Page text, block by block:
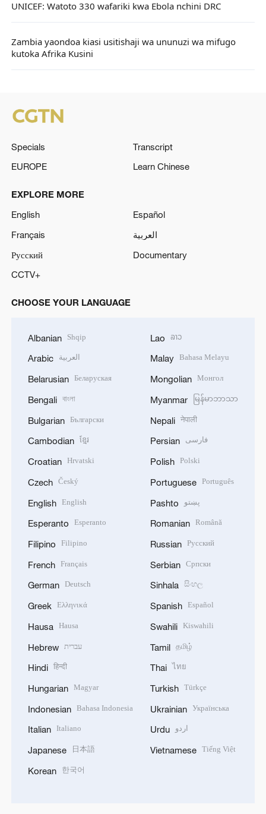
UNICEF: Watoto 330 wafariki kwa Ebola nchini DRC
Zambia yaondoa kiasi usitishaji wa ununuzi wa mifugo
kutoka Afrika Kusini
Specials
Transcript
EUROPE
Learn Chinese
EXPLORE MORE
English
Español
Français
العربية
Русский
Documentary
CCTV+
CHOOSE YOUR LANGUAGE
Albanian Shqip
Arabic العربية
Belarusian Беларуская
Bengali বাংলা
Bulgarian Български
Cambodian ខ្មែរ
Croatian Hrvatski
Czech Český
English English
Esperanto Esperanto
Filipino Filipino
French Français
German Deutsch
Greek Ελληνικά
Hausa Hausa
Hebrew עברית
Hindi हिन्दी
Hungarian Magyar
Indonesian Bahasa Indonesia
Italian Italiano
Japanese 日本語
Korean 한국어
Lao ລາວ
Malay Bahasa Melayu
Mongolian Монгол
Myanmar မြန်မာဘာသာ
Nepali नेपाली
Persian فارسی
Polish Polski
Portuguese Português
Pashto پښتو
Romanian Română
Russian Русский
Serbian Српски
Sinhala සිංහල
Spanish Español
Swahili Kiswahili
Tamil தமிழ்
Thai ไทย
Turkish Türkçe
Ukrainian Українська
Urdu اردو
Vietnamese Tiếng Việt